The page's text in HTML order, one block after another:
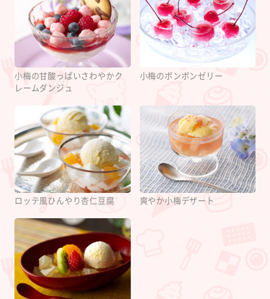
小梅の甘酸っぱいさわやかク
レームダンジュ
小梅のボンボンゼリー
ロッテ風ひんやり杏仁豆腐 爽やか小梅デザート